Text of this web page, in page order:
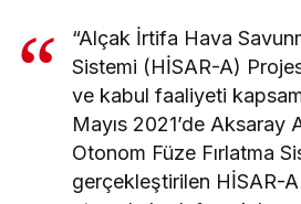
“Alçak İrtifa Hava
Sistemi (HİSAR-A)
ve kabul faaliyeti
Mayıs 2021’de Aksaray
Otonom Füze Fırlatma
gerçekleştirilen HİSAR-